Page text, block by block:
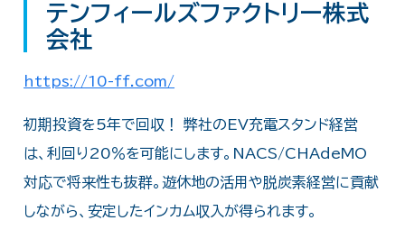
テンフィールズファクトリー株式
会社
https://10-ff.com/
初期投資を5年で回収！ 弊社のEV充電スタンド経営
は、利回り20％を可能にします。NACS/CHAdeMO
対応で将来性も抜群。遊休地の活用や脱炭素経営に貢献
しながら、安定したインカム収入が得られます。